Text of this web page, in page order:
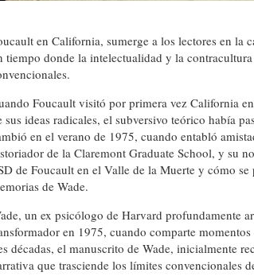
en California, sumerge a los lectores en la
tiempo donde la intelectualidad y la
Foucault visitó por primera vez California
sus ideas radicales, el subversivo teórico había
en el verano de 1975, cuando entabló
de la Claremont Graduate School, y su
de Foucault en el Valle de la Muerte y cómo
de Wade.
un ex psicólogo de Harvard profundamente
en 1975, cuando comparte
décadas, el manuscrito de Wade, inicialmente
que trasciende los límites convencionales